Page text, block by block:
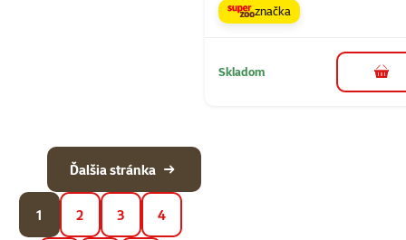
značka
Skladom do
1 2 3 4
Ďalšia stránka